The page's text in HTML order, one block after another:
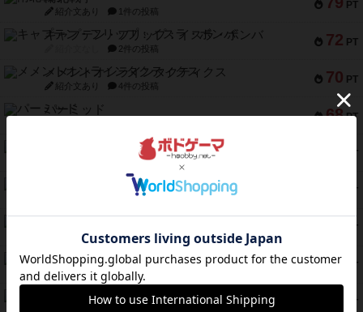
PT
紹介文あり 1件の投稿
72 PT
キャプテン・フリップ：イスラ・ボンバ
2件の投稿
70 PT
メメントオンラインタクティクス
紹介文あり 4件の投稿
68 PT
パーミッド
PT
1件の投稿
PT
セミファイナル ～お前はまだ生きている～
1件の投稿
PT
紹介文あり 18件の投稿
50 PT
クランク! ：冒険者たち（拡張）
紹介文あり 4件の投稿
PT
とうほうの！